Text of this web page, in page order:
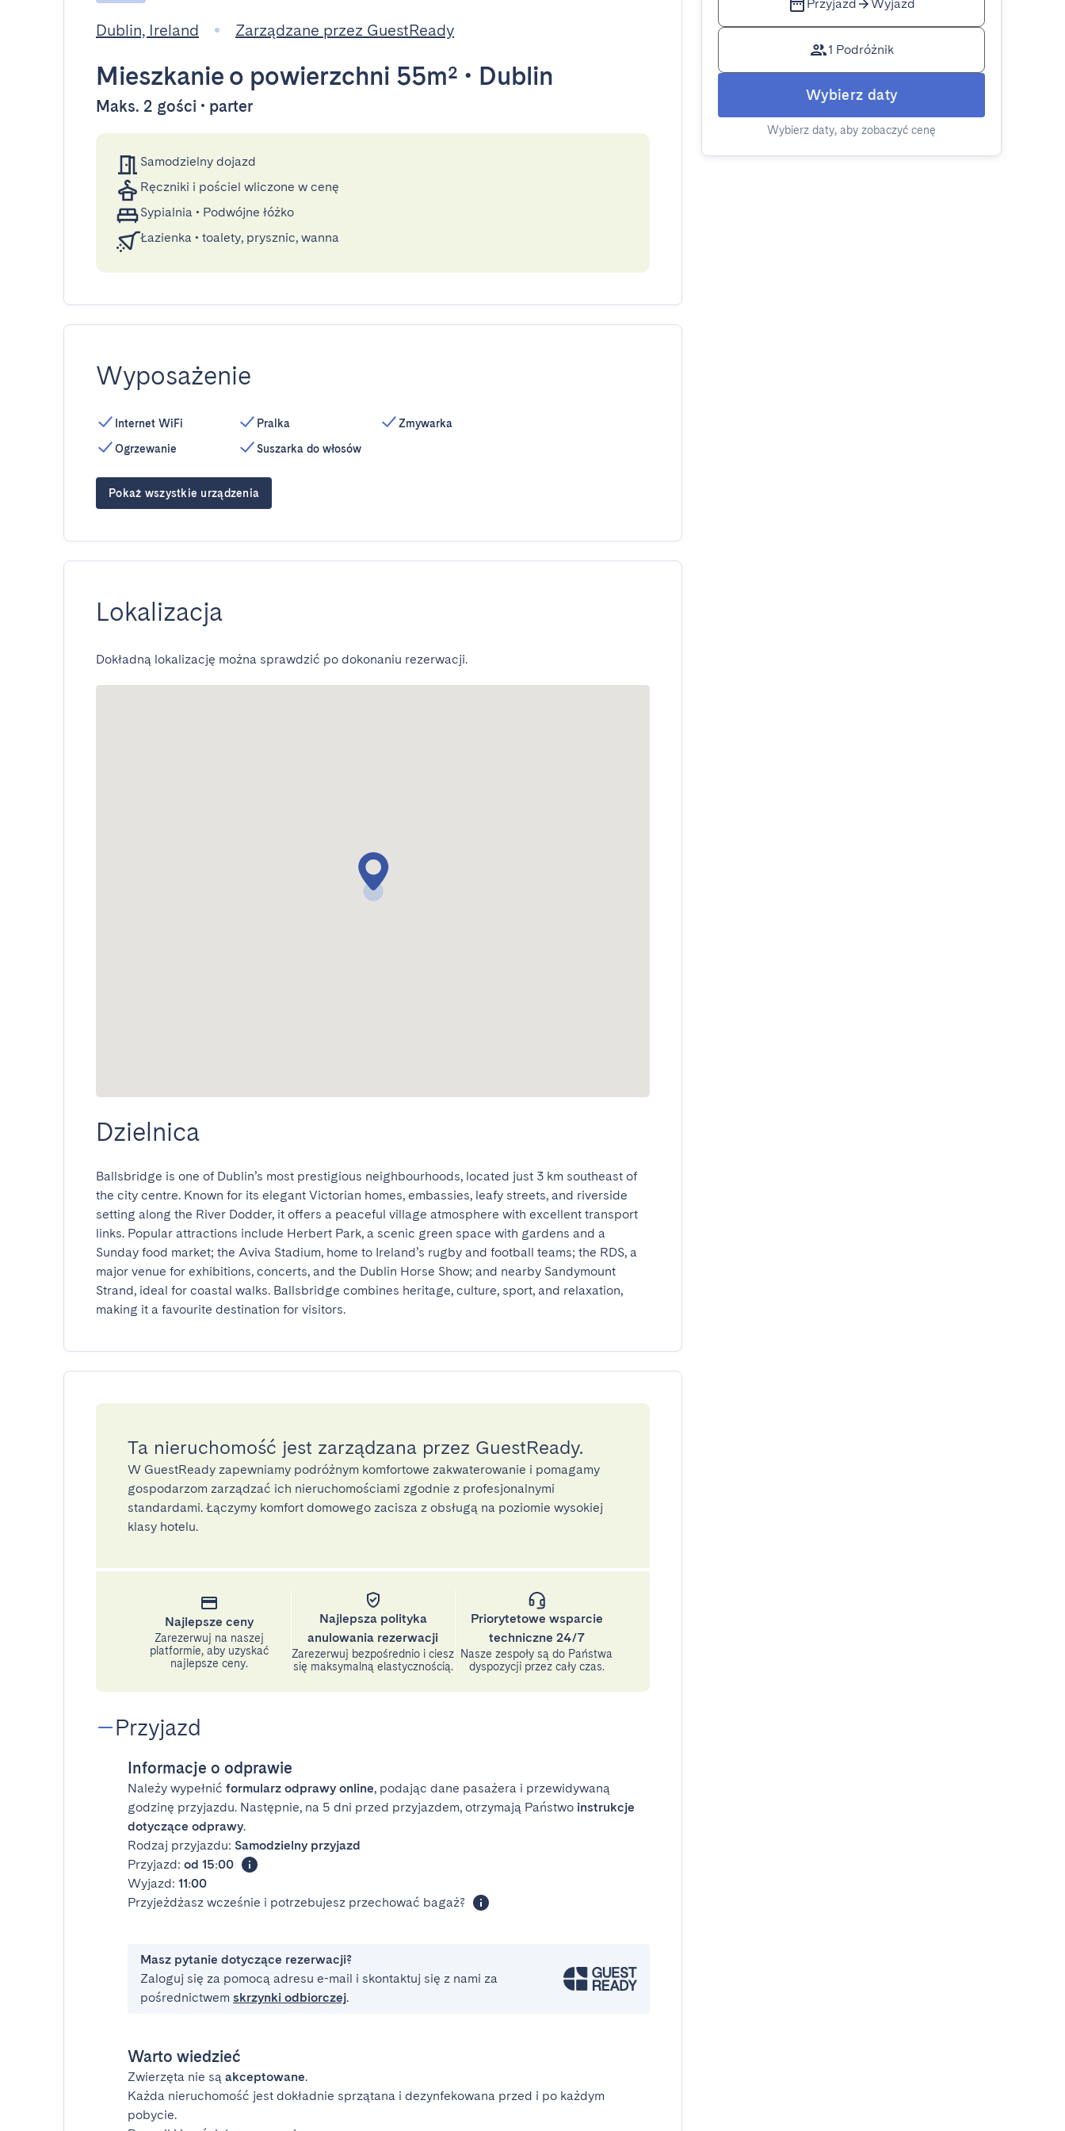
Dublin, Ireland Zarządzane przez GuestReady
Mieszkanie o powierzchni 55m² • Dublin
Maks. 2 gości • parter
Samodzielny dojazd
Ręczniki i pościel wliczone w cenę
Sypialnia • Podwójne łóżko
Łazienka • toalety, prysznic, wanna
Wyposażenie
Internet WiFi
Ogrzewanie
Pralka
Suszarka do włosów
Zmywarka
Pokaż wszystkie urządzenia
Lokalizacja
Dokładną lokalizację można sprawdzić po dokonaniu rezerwacji.
Dzielnica
Ballsbridge is one of Dublin’s most prestigious neighbourhoods, located just 3 km southeast of
the city centre. Known for its elegant Victorian homes, embassies, leafy streets, and riverside
setting along the River Dodder, it offers a peaceful village atmosphere with excellent transport
links. Popular attractions include Herbert Park, a scenic green space with gardens and a
Sunday food market; the Aviva Stadium, home to Ireland’s rugby and football teams; the RDS, a
major venue for exhibitions, concerts, and the Dublin Horse Show; and nearby Sandymount
Strand, ideal for coastal walks. Ballsbridge combines heritage, culture, sport, and relaxation,
making it a favourite destination for visitors.
Ta nieruchomość jest zarządzana przez GuestReady.
W GuestReady zapewniamy podróżnym komfortowe zakwaterowanie i pomagamy
gospodarzom zarządzać ich nieruchomościami zgodnie z profesjonalnymi
standardami. Łączymy komfort domowego zacisza z obsługą na poziomie wysokiej
klasy hotelu.
Najlepsze ceny
Zarezerwuj na naszej
platformie, aby uzyskać
najlepsze ceny.
Najlepsza polityka
anulowania rezerwacji
Zarezerwuj bezpośrednio i ciesz
się maksymalną elastycznością.
Priorytetowe wsparcie
techniczne 24/7
Nasze zespoły są do Państwa
dyspozycji przez cały czas.
Przyjazd
Informacje o odprawie
Należy wypełnić formularz odprawy online, podając dane pasażera i przewidywaną
godzinę przyjazdu. Następnie, na 5 dni przed przyjazdem, otrzymają Państwo instrukcje
dotyczące odprawy.
Rodzaj przyjazdu: Samodzielny przyjazd
Przyjazd: od 15:00
Wyjazd: 11:00
Przyjeżdżasz wcześnie i potrzebujesz przechować bagaż?
Masz pytanie dotyczące rezerwacji?
Zaloguj się za pomocą adresu e-mail i skontaktuj się z nami za
pośrednictwem skrzynki odbiorczej.
Warto wiedzieć
Zwierzęta nie są akceptowane.
Każda nieruchomość jest dokładnie sprzątana i dezynfekowana przed i po każdym
pobycie.
Przyjazd Wyjazd
1 Podróżnik
Wybierz daty
Wybierz daty, aby zobaczyć cenę